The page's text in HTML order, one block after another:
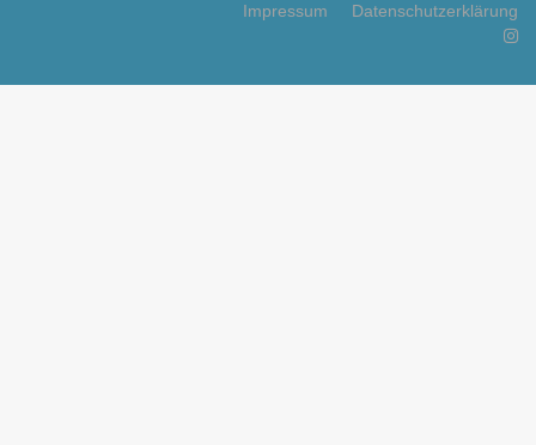
Impressum
Datenschutzerklärung